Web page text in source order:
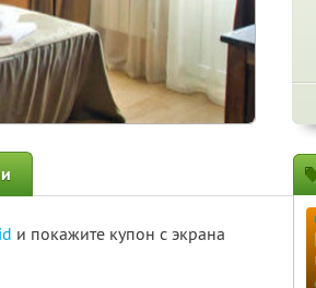
и покажите купон с экрана